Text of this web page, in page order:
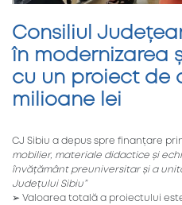
Consiliul
în modernizarea
cu un proiect de
milioane lei
CJ Sibiu a depus spre finanțare
mobilier, materiale didactice și
învățământ preuniversitar și a
Județului Sibiu”
➢ Valoarea totală a proiectului este